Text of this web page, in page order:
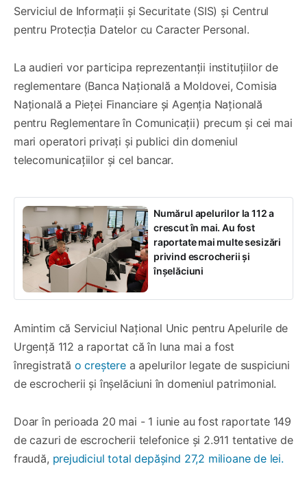
Serviciul de Informații și Securitate (SIS) și Centrul
pentru Protecția Datelor cu Caracter Personal.
La audieri vor participa reprezentanții instituțiilor de
reglementare (Banca Națională a Moldovei, Comisia
Națională a Pieței Financiare și Agenția Națională
pentru Reglementare în Comunicații) precum și cei mai
mari operatori privați și publici din domeniul
telecomunicațiilor și cel bancar.
Numărul apelurilor la 112 a
crescut în mai. Au fost
raportate mai multe sesizări
privind escrocherii și
înșelăciuni
Amintim că Serviciul Național Unic pentru Apelurile de
Urgență 112 a raportat că în luna mai a fost
înregistrată o creșterea apelurilor legate de suspiciuni
de escrocherii și înșelăciuni în domeniul patrimonial.
Doar în perioada 20 mai - 1 iunie au fost raportate 149
de cazuri de escrocherii telefonice și 2.911 tentative de
fraudă, prejudiciul total depășind 27,2 milioane de lei.